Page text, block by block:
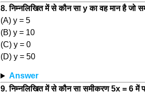
8. निम्नलिखित में से कौन सा y का वह मान है जो
(A) y = 5
(B) y = 10
(C) y = 0
(D) y = 50
Answer
9. निम्नलिखित में से कौन सा समीकरण 5x = 6 में